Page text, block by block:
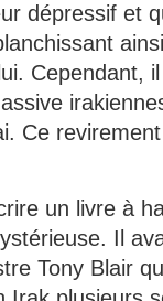
dépressif et
Cependant,
Ce
un livre à
Il
Tony Blair